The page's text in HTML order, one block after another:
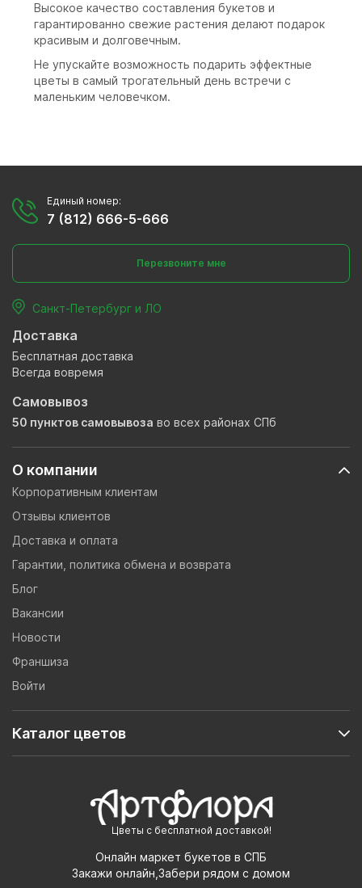
Высокое качество составления букетов и
гарантированно свежие растения делают подарок
красивым и долговечным.
Не упускайте возможность подарить эффектные
цветы в самый трогательный день встречи с
маленьким человечком.
Цветы с бесплатной доставкой!
Онлайн маркет букетов в СПБ
Закажи онлайн,Забери рядом с домом
О компании
Корпоративным клиентам
Отзывы клиентов
Доставка и оплата
Гарантии, политика обмена и возврата
Блог
Вакансии
Новости
Франшиза
Войти
Каталог цветов
Единый номер:
7 (812) 666-5-666
Перезвоните мне
Санкт-Петербург и ЛО
Доставка
Бесплатная доставка
Всегда вовремя
Самовывоз
50 пунктов самовывоза во всех районах СПб